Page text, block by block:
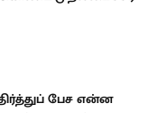
பேச என்ன